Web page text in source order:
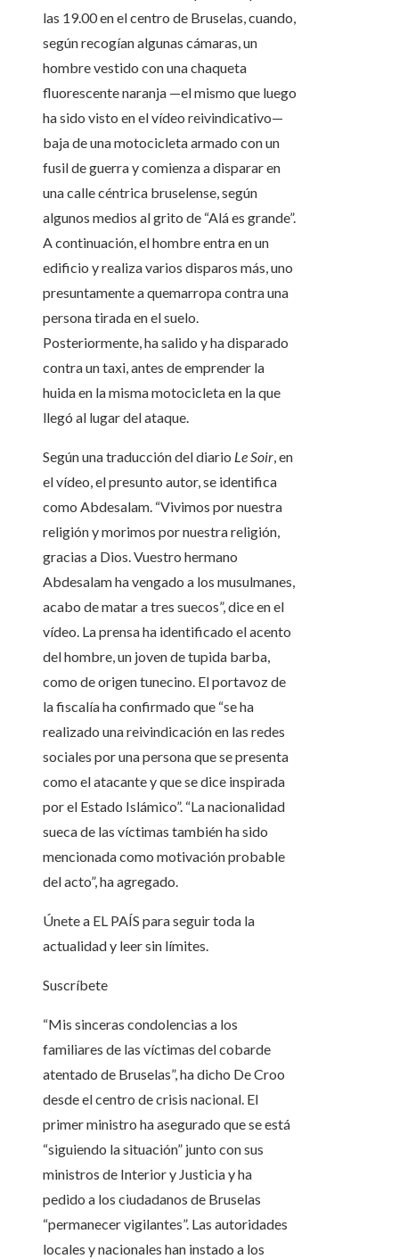
las 19.00 en el centro de Bruselas, cuando,
según recogían algunas cámaras, un
hombre vestido con una chaqueta
fluorescente naranja —el mismo que luego
ha sido visto en el vídeo reivindicativo—
baja de una motocicleta armado con un
fusil de guerra y comienza a disparar en
una calle céntrica bruselense, según
algunos medios al grito de “Alá es grande”.
A continuación, el hombre entra en un
edificio y realiza varios disparos más, uno
presuntamente a quemarropa contra una
persona tirada en el suelo.
Posteriormente, ha salido y ha disparado
contra un taxi, antes de emprender la
huida en la misma motocicleta en la que
llegó al lugar del ataque.
Según una traducción del diario Le Soir, en
el vídeo, el presunto autor, se identifica
como Abdesalam. “Vivimos por nuestra
religión y morimos por nuestra religión,
gracias a Dios. Vuestro hermano
Abdesalam ha vengado a los musulmanes,
acabo de matar a tres suecos”, dice en el
vídeo. La prensa ha identificado el acento
del hombre, un joven de tupida barba,
como de origen tunecino. El portavoz de
la fiscalía ha confirmado que “se ha
realizado una reivindicación en las redes
sociales por una persona que se presenta
como el atacante y que se dice inspirada
por el Estado Islámico”. “La nacionalidad
sueca de las víctimas también ha sido
mencionada como motivación probable
del acto”, ha agregado.
Únete a EL PAÍS para seguir toda la
actualidad y leer sin límites.
Suscríbete
“Mis sinceras condolencias a los
familiares de las víctimas del cobarde
atentado de Bruselas”, ha dicho De Croo
desde el centro de crisis nacional. El
primer ministro ha asegurado que se está
“siguiendo la situación” junto con sus
ministros de Interior y Justicia y ha
pedido a los ciudadanos de Bruselas
“permanecer vigilantes”. Las autoridades
locales y nacionales han instado a los